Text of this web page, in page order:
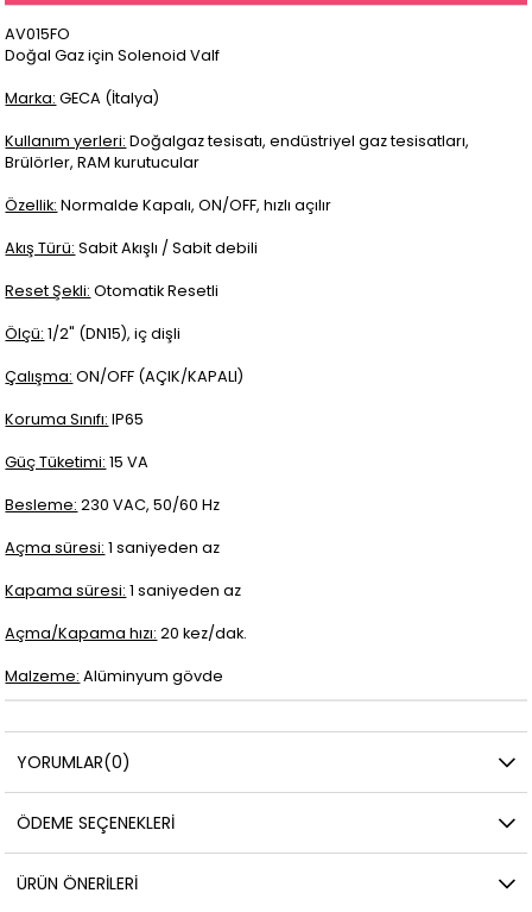
AV015FO
Doğal Gaz için Solenoid Valf
Marka: GECA (İtalya)
Kullanım yerleri: Doğalgaz tesisatı, endüstriyel gaz tesisatları,
Brülörler, RAM kurutucular
Özellik: Normalde Kapalı, ON/OFF, hızlı açılır
Akış Türü: Sabit Akışlı / Sabit debili
Reset Şekli: Otomatik Resetli
Ölçü: 1/2" (DN15), iç dişli
Çalışma: ON/OFF (AÇIK/KAPALI)
Koruma Sınıfı: IP65
Güç Tüketimi: 15 VA
Besleme: 230 VAC, 50/60 Hz
Açma süresi: 1 saniyeden az
Kapama süresi: 1 saniyeden az
Açma/Kapama hızı: 20 kez/dak.
Malzeme: Alüminyum gövde
YORUMLAR(0)
ÖDEME SEÇENEKLERI
ÜRÜN ÖNERILERI